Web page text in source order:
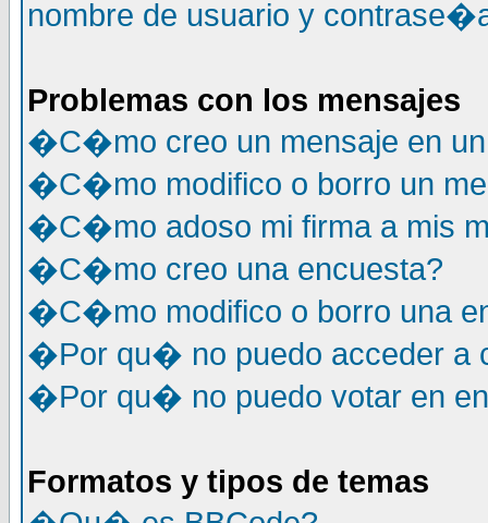
nombre de usuario y
Problemas con los mensajes
�C�mo creo un mensaje en un
�C�mo modifico o borro un
�C�mo adoso mi firma a mis
�C�mo creo una encuesta?
�C�mo modifico o borro una
�Por qu� no puedo acceder a
�Por qu� no puedo votar en
Formatos y tipos de temas